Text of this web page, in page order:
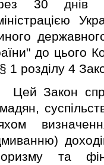
30 днiв
до цього
1 роздiлу 4
Закон
та